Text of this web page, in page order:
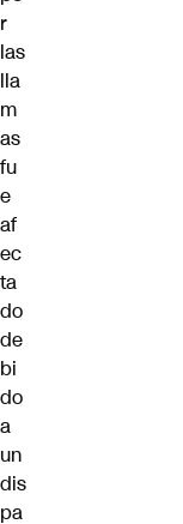
r
las
lla
m
as
fu
e
af
ec
ta
do
de
bi
do
a
un
dis
pa